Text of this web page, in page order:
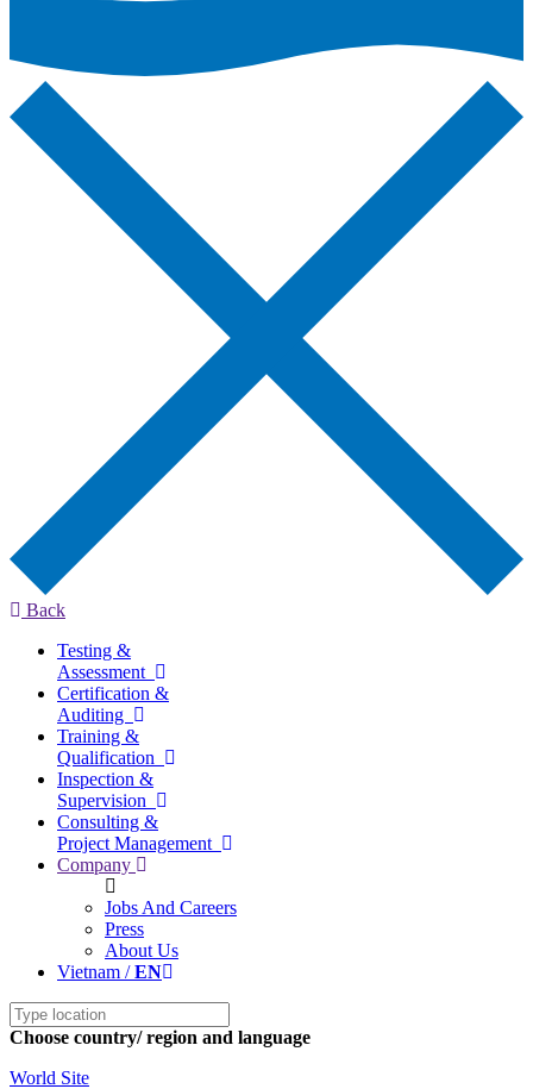
Back
Testing &
Assessment
Certification &
Auditing
Training &
Qualification
Inspection &
Supervision
Consulting &
Project Management
Company
Jobs And Careers
Press
About Us
Vietnam /EN
Choose country/ region and language
World Site